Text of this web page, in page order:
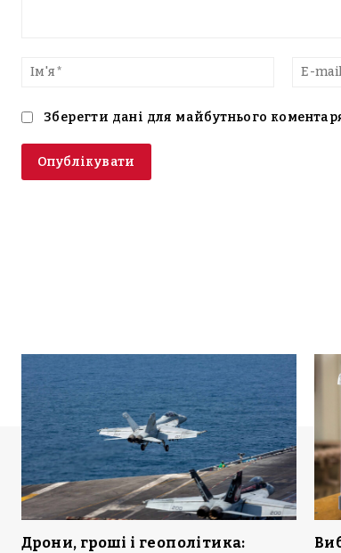
текст
Ім'я*
Зберегти дані для майбутнього
Дрони, гроші і геополітика: